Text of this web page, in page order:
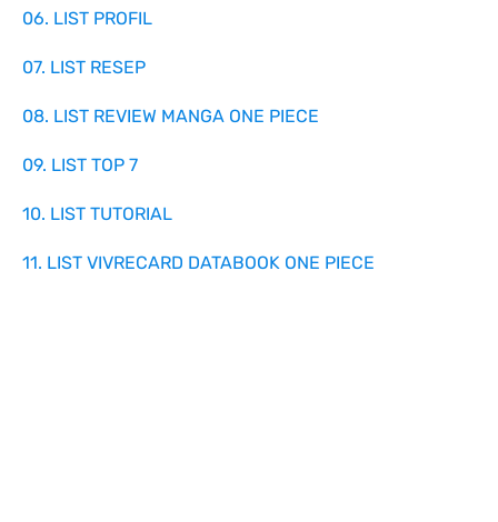
06. LIST PROFIL
07. LIST RESEP
08. LIST REVIEW MANGA ONE PIECE
09. LIST TOP 7
10. LIST TUTORIAL
11. LIST VIVRECARD DATABOOK ONE PIECE